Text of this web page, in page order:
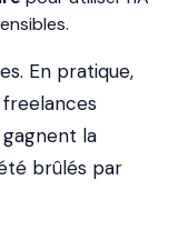
En pratique,
freelances
la
brûlés par